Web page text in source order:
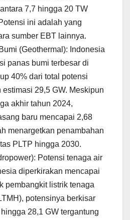
7,7 hingga 20 TW
ini adalah yang
sumber EBT lainnya.
(Geothermal): Indonesia
panas bumi terbesar di
40% dari total potensi
29,5 GW. Meskipun
akhir tahun 2024,
baru mencapai 2,68
menargetkan penambahan
PLTP hingga 2030.
Potensi tenaga air
diperkirakan mencapai
pembangkit listrik tenaga
potensinya berkisar
28,1 GW tergantung